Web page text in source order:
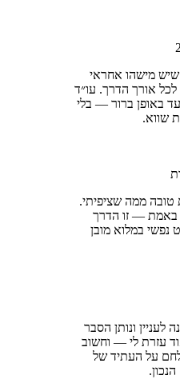
מישהו אחראי
אורך הדרך. עו״ד
באופן ברור — בלי
שווא.
טובה ממה שציפיתי.
— זו הדרך
במלוא מובן
לעניין ונותן הסבר
עזרת לי — וחשוב
על העתיד של